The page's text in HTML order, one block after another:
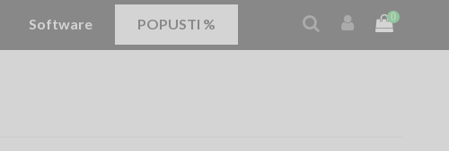
Software POPUSTI % 0